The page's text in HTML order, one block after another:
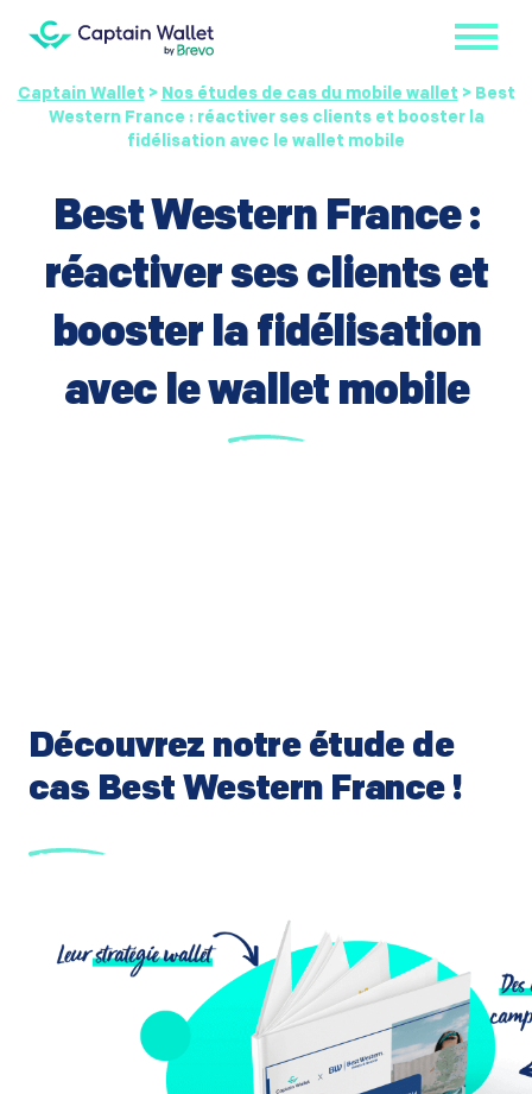
Captain Wallet > Nos études de cas du mobile wallet > Best
Western France : réactiver ses clients et booster la
fidélisation avec le wallet mobile
Best Western France :
réactiver ses clients et
booster la fidélisation
avec le wallet mobile
Découvrez notre étude de
cas Best Western France !